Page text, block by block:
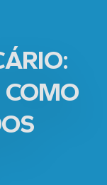
COMO